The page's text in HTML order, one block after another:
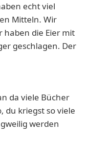
echt viel
Mitteln. Wir
haben die Eier mit
geschlagen. Der
da viele Bücher
du kriegst so viele
werden